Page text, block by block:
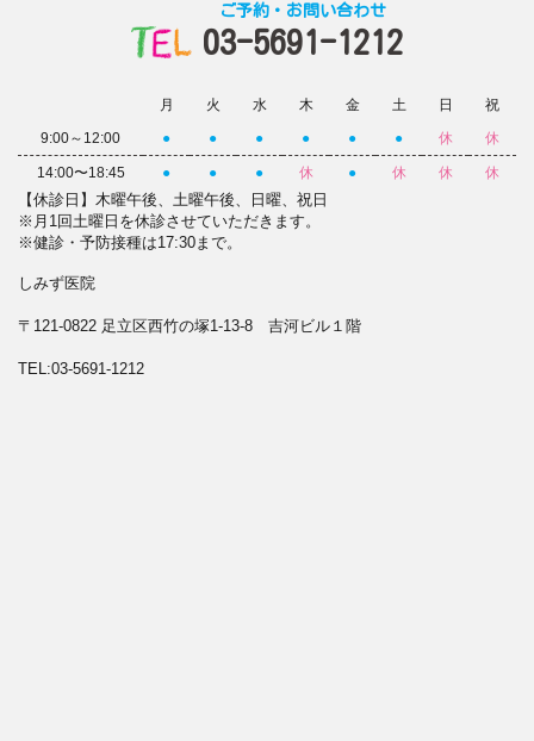
ご予約・お問い合わせ
03-5691-1212
月 火 水 木 金 土 日
祝
9:00～12:00
● ● ● ● ● ● 休 休
14:00〜18:45 ● ● ● 休 ● 休 休 休
【休診日】木曜午後、土曜午後、日曜、祝日
※月1回土曜日を休診させていただきます。
※健診・予防接種は17:30まで。
しみず医院
〒121-0822 足立区西竹の塚1-13-8 吉河ビル１階
TEL:03-5691-1212